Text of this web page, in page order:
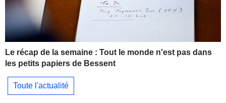
Le récap de la semaine : Tout le monde n'est pas dans
les petits papiers de Bessent
Toute l'actualité